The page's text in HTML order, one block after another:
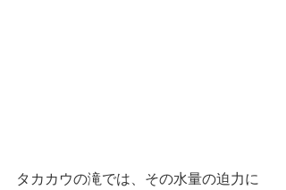
タカカウの滝では、その水量の迫力に